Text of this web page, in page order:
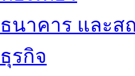
ธนาคาร และส
ธุรกิจ